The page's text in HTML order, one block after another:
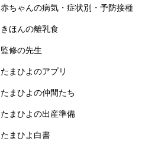
赤ちゃんの病気・症状別・予防接種
きほんの離乳食
監修の先生
たまひよのアプリ
たまひよの仲間たち
たまひよの出産準備
たまひよ白書